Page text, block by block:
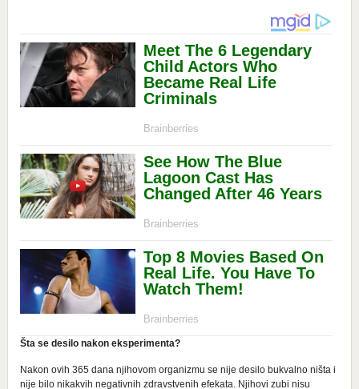
Šta se desilo nakon eksperimenta?
Nakon ovih 365 dana njihovom organizmu se nije desilo bukvalno ništa i
nije bilo nikakvih negativnih zdravstvenih efekata. Njihovi zubi nisu